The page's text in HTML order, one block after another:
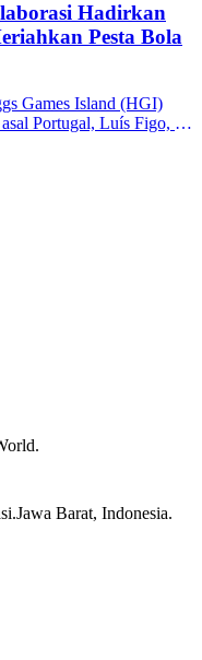
Hadirkan
Pesta Bola
Games Island (HGI)
Portugal, Luís Figo, ke
Jawa Barat, Indonesia.